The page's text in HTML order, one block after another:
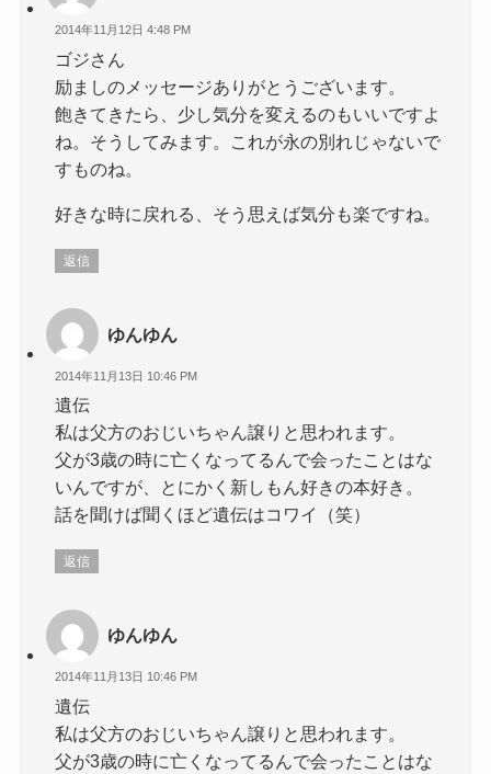
2014年11月12日 4:48 PM
ゴジさん
励ましのメッセージありがとうございます。
飽きてきたら、少し気分を変えるのもいいですよ
ね。そうしてみます。これが永の別れじゃないで
すものね。
好きな時に戻れる、そう思えば気分も楽ですね。
返信
ゆんゆん
2014年11月13日 10:46 PM
遺伝
私は父方のおじいちゃん譲りと思われます。
父が3歳の時に亡くなってるんで会ったことはな
いんですが、とにかく新しもん好きの本好き。
話を聞けば聞くほど遺伝はコワイ（笑）
返信
ゆんゆん
2014年11月13日 10:46 PM
遺伝
私は父方のおじいちゃん譲りと思われます。
父が3歳の時に亡くなってるんで会ったことはな